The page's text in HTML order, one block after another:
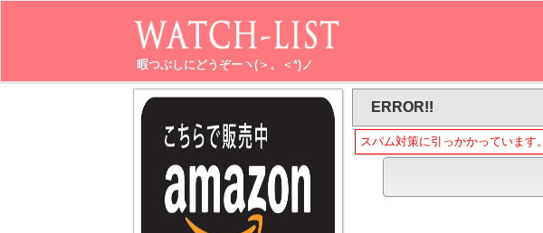
暇つぶしにどうぞーヽ(＞。＜*)ノ
ERROR!!
スパム対策に引っかかっています。